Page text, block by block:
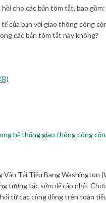
cho các bản tóm tắt, bao gồm:
của bạn với giao thông công
các bản tóm tắt này không?
hệ thống giao thông công
Vận Tải Tiểu Bang
tương tác sớm để cập nhật
từ các cộng đồng trên toàn